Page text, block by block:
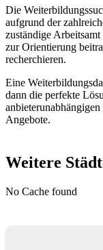
Die
aufgrund der
zuständige
zur Orientierung
recherchieren.
Eine
dann die perfekte
Angebote.
Weitere
No Cache found